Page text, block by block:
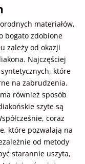
materiałów,
bogato zdobione
zależy od okazji
Najczęściej
które
na zabrudzenia.
również sposób
szyte są
coraz
które pozwalają na
od metody
starannie uszyta,